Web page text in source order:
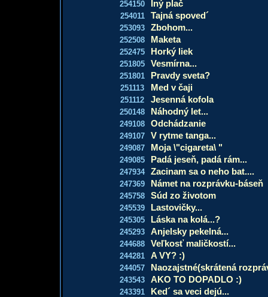
254150 Iný plač
254011 Tajná spoved´
253093 Zbohom...
252508 Maketa
252475 Horký liek
251805 Vesmírna...
251801 Pravdy sveta?
251113 Med v čaji
251112 Jesenná kofola
250148 Náhodný let...
249108 Odchádzanie
249107 V rytme tanga...
249087 Moja \"cigareta\ "
249085 Padá jeseň, padá rám...
247934 Zacinam sa o neho bat....
247369 Námet na rozprávku-báseň
245758 Súd zo životom
245539 Lastovičky...
245305 Láska na kolá...?
245293 Anjelsky pekelná...
244688 Veľkosť maličkostí...
244281 A VY? :)
244057 Naozajstné(skrátená
243543 AKO TO DOPADLO :)
243391 Ked´ sa veci dejú...